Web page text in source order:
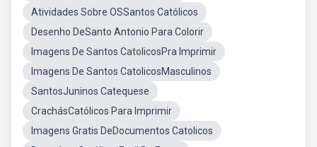
Atividades Sobre OSSantos Católicos
Desenho DeSanto Antonio Para Colorir
Imagens De Santos CatolicosPra Imprimir
Imagens De Santos CatolicosMasculinos
SantosJuninos Catequese
CrachásCatólicos Para Imprimir
Imagens Gratis DeDocumentos Catolicos